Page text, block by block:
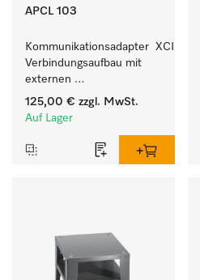
APCL 103
Kommunikationsadapter  XCI zum
Verbindungsaufbau mit
externen
Kassiersystemen.
125,00 € zzgl. MwSt.
Auf Lager